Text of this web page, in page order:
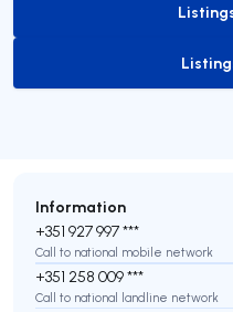
Information
+351 927 997 ***
Call to national mobile network
+351 258 009 ***
Call to national landline network